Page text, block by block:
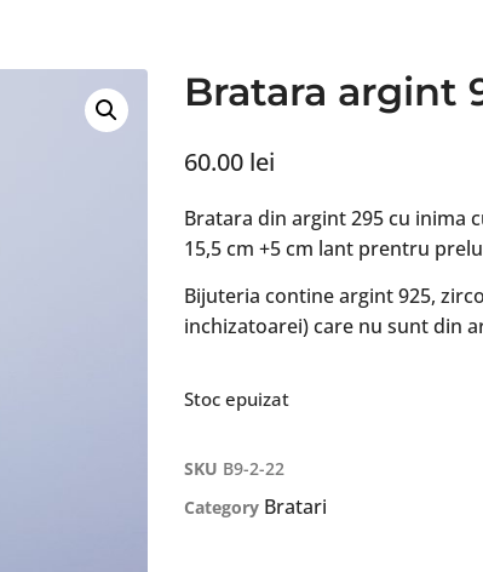
Bratara argint
60.00 lei
Bratara din argint 295 cu inima
15,5 cm +5 cm lant prentru
Bijuteria contine argint 925,
inchizatoarei) care nu sunt din
Stoc epuizat
SKU B9-2-22
Category Bratari